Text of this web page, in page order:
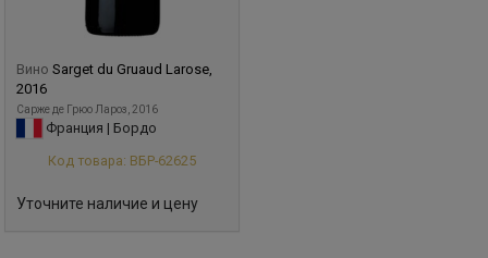
Вино Sarget du Gruaud Larose,
2016
Сарже де Грюо Лароз, 2016
Франция | Бордо
Код товара: ВБР-62625
Уточните наличие и цену